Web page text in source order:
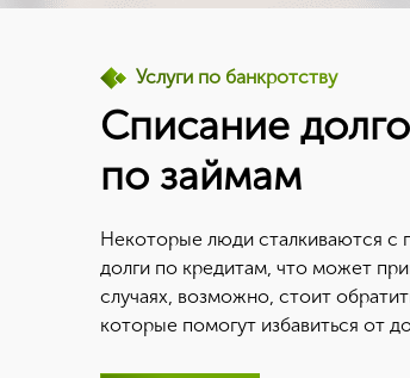
Услуги по банкротству
Списание
по займам
Некоторые люди сталкиваются с
долги по кредитам, что может
случаях, возможно, стоит
которые помогут избавиться от